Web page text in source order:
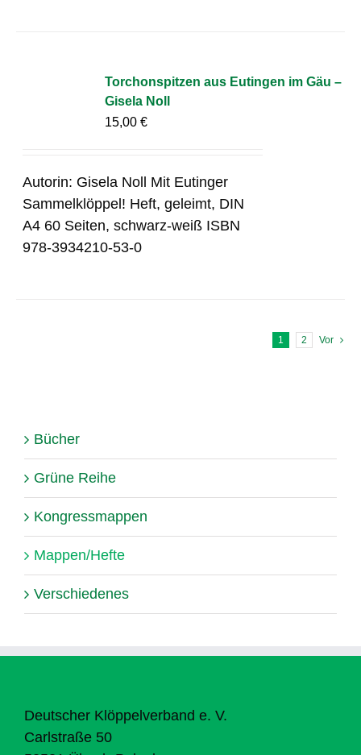
Torchonspitzen aus Eutingen im Gäu –
Gisela Noll
15,00€
Autorin: Gisela Noll Mit Eutinger
Sammelklöppel! Heft, geleimt, DIN
A4 60 Seiten, schwarz-weiß ISBN
978-3934210-53-0
1 2 Vor
Bücher
Grüne Reihe
Kongressmappen
Mappen/Hefte
Verschiedenes
Deutscher Klöppelverband e. V.
Carlstraße 50